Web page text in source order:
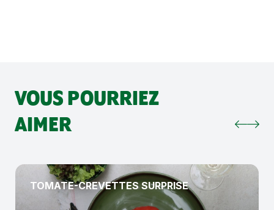
VOUS POURRIEZ
AIMER
TOMATE-CREVETTES SURPRISE